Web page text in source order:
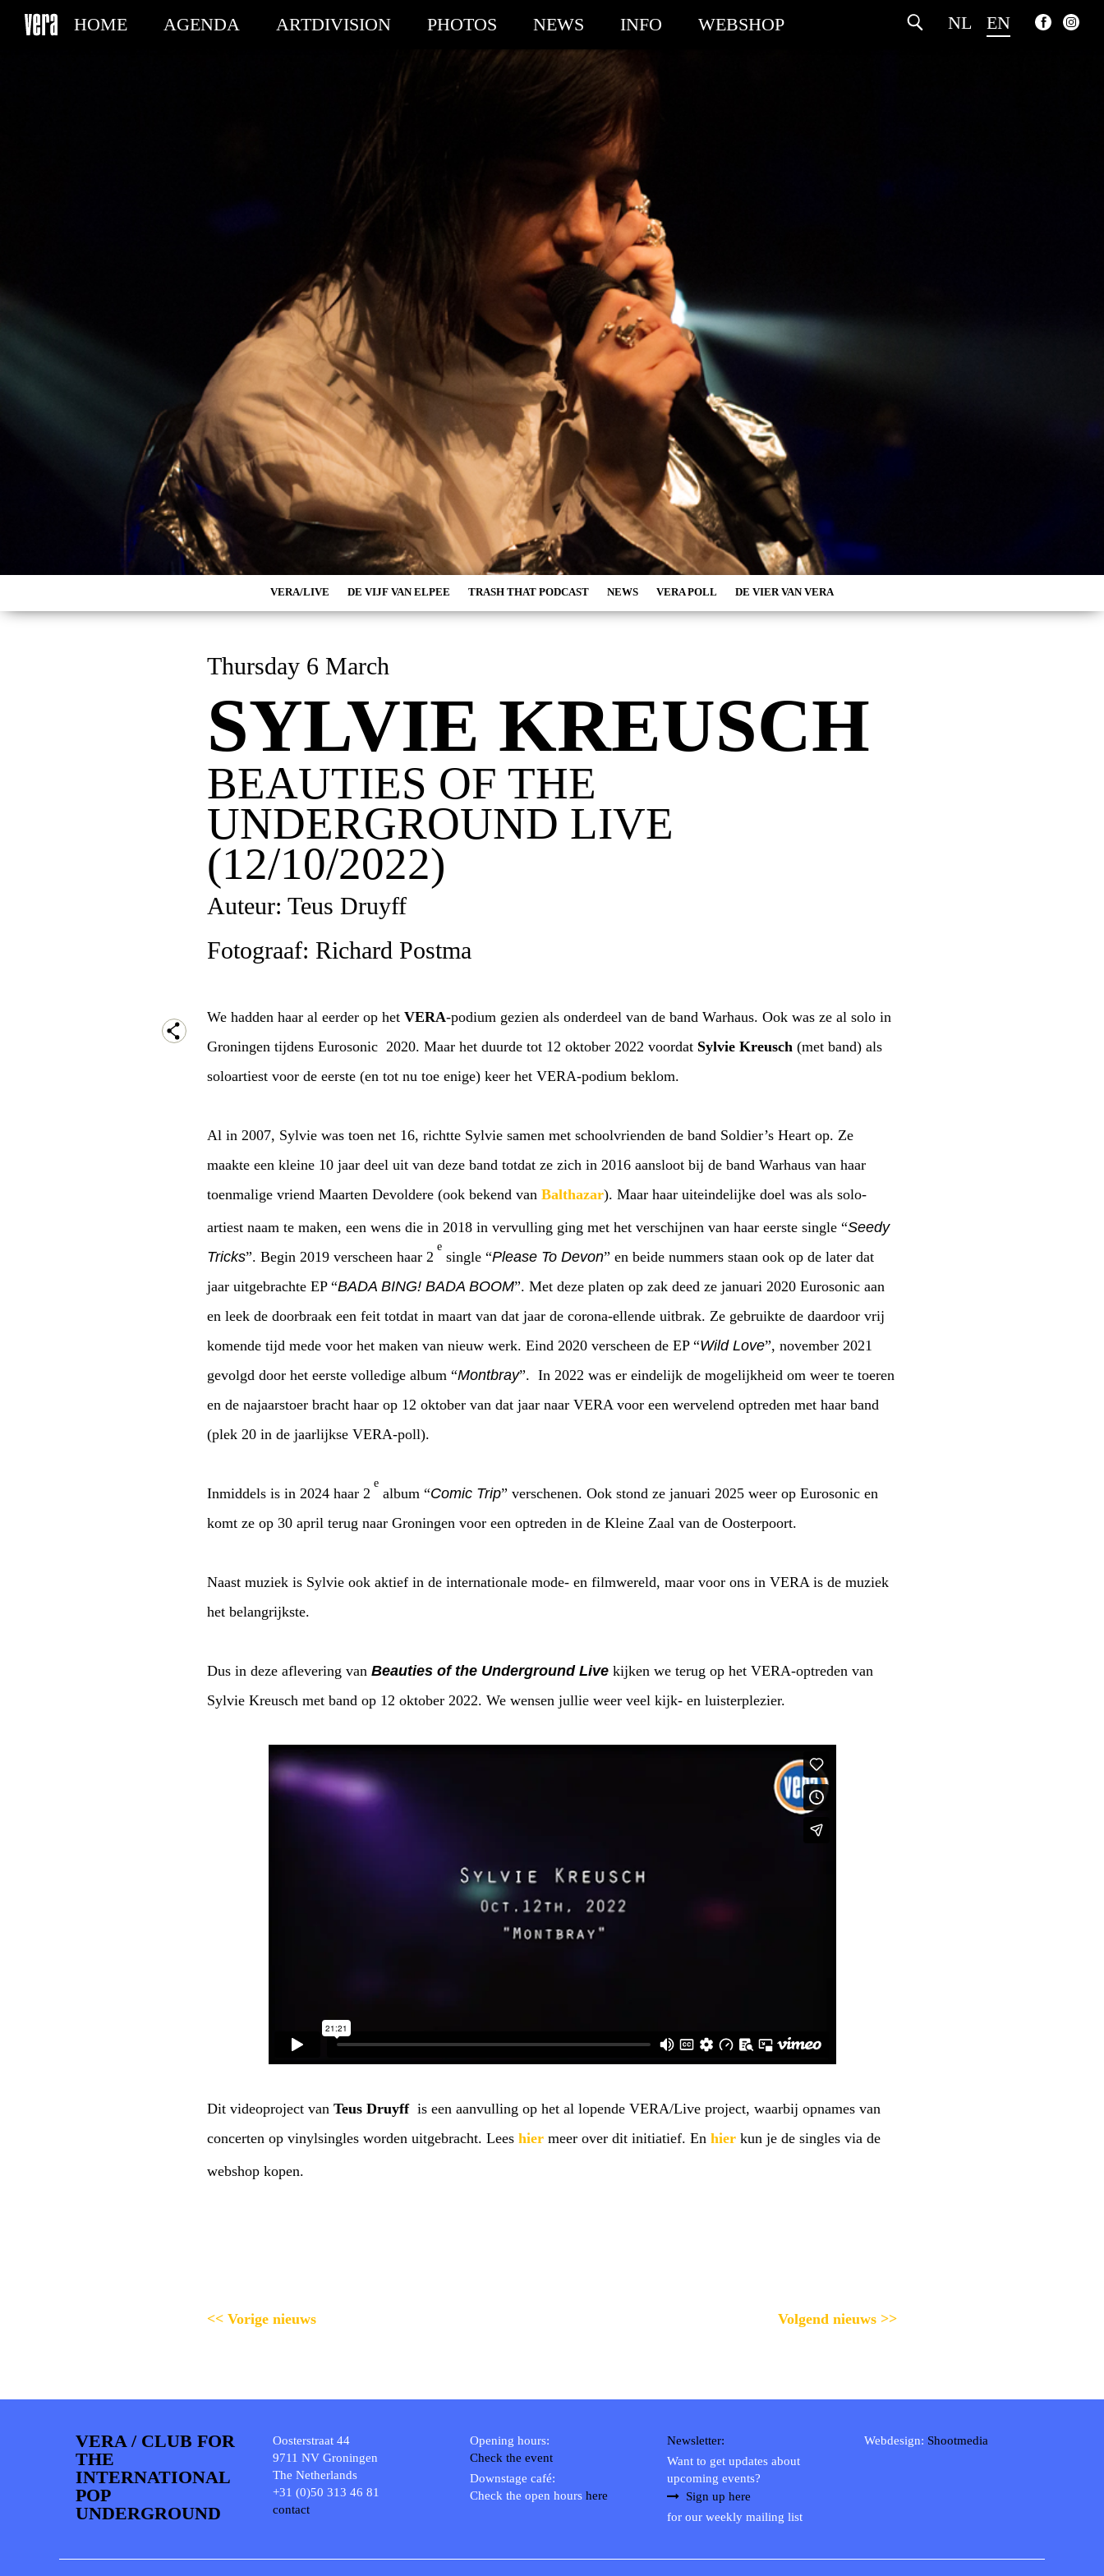
NL EN
HOME AGENDA ARTDIVISION PHOTOS NEWS INFO WEBSHOP
VERA/LIVE DE VIJF VAN ELPEE TRASH THAT PODCAST NEWS VERA POLL DE VIER VAN VERA
Thursday 6 March
SYLVIE KREUSCH
BEAUTIES OF THE
UNDERGROUND LIVE
(12/10/2022)
Auteur: Teus Druyff
Fotograaf: Richard Postma
We hadden haar al eerder op het VERA-podium gezien als onderdeel van de band Warhaus. Ook was ze al solo in
Groningen tijdens Eurosonic 2020. Maar het duurde tot 12 oktober 2022 voordat Sylvie Kreusch (met band) als
soloartiest voor de eerste (en tot nu toe enige) keer het VERA-podium beklom.
Al in 2007, Sylvie was toen net 16, richtte Sylvie samen met schoolvrienden de band Soldier’s Heart op. Ze
maakte een kleine 10 jaar deel uit van deze band totdat ze zich in 2016 aansloot bij de band Warhaus van haar
toenmalige vriend Maarten Devoldere (ook bekend van Balthazar). Maar haar uiteindelijke doel was als solo-
artiest naam te maken, een wens die in 2018 in vervulling ging met het verschijnen van haar eerste single “Seedy
Tricks”. Begin 2019 verscheen haar 2
e
single “Please To Devon” en beide nummers staan ook op de later dat
jaar uitgebrachte EP “BADA BING! BADA BOOM”. Met deze platen op zak deed ze januari 2020 Eurosonic aan
en leek de doorbraak een feit totdat in maart van dat jaar de corona-ellende uitbrak. Ze gebruikte de daardoor vrij
komende tijd mede voor het maken van nieuw werk. Eind 2020 verscheen de EP “Wild Love”, november 2021
gevolgd door het eerste volledige album “Montbray”. In 2022 was er eindelijk de mogelijkheid om weer te toeren
en de najaarstoer bracht haar op 12 oktober van dat jaar naar VERA voor een wervelend optreden met haar band
(plek 20 in de jaarlijkse VERA-poll).
Inmiddels is in 2024 haar 2
e
album “Comic Trip” verschenen. Ook stond ze januari 2025 weer op Eurosonic en
komt ze op 30 april terug naar Groningen voor een optreden in de Kleine Zaal van de Oosterpoort.
Naast muziek is Sylvie ook aktief in de internationale mode- en filmwereld, maar voor ons in VERA is de muziek
het belangrijkste.
Dus in deze aflevering van Beauties of the Underground Live kijken we terug op het VERA-optreden van
Sylvie Kreusch met band op 12 oktober 2022. We wensen jullie weer veel kijk- en luisterplezier.
Dit videoproject van Teus Druyffis een aanvulling op het al lopende VERA/Live project, waarbij opnames van
concerten op vinylsingles worden uitgebracht. Lees hier meer over dit initiatief. En hier kun je de singles via de
webshop kopen.
<< Vorige nieuws Volgend nieuws >>
VERA / CLUB FOR
THE
INTERNATIONAL
POP
UNDERGROUND
Oosterstraat 44
9711 NV Groningen
The Netherlands
+31 (0)50 313 46 81
contact
Opening hours:
Check the event
Downstage café:
Check the open hours here
Newsletter:
Want to get updates about
upcoming events?
Sign up here
for our weekly mailing list
Webdesign: Shootmedia